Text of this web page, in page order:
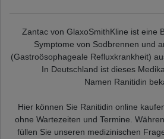
Zantac von GlaxoSmithKline ist eine
Symptome von Sodbrennen und
(Gastroösophageale Refluxkrankheit)
In Deutschland ist dieses
Namen Ranitidin
Hier können Sie Ranitidin online
ohne Wartezeiten und Termine.
füllen Sie unseren medizinischen